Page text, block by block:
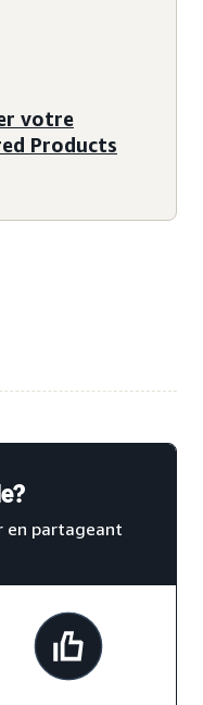
votre
Products
en partageant